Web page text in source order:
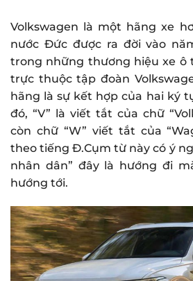
Volkswagen là một hãng xe
nước Đức được ra đời vào
trong những thương hiệu xe ô
trực thuộc tập đoàn
hãng là sự kết hợp của hai ký tự
đó, “V” là viết tắt của chữ
còn chữ “W” viết tắt của
theo tiếng Đ.Cụm từ này có ý
nhân dân” đây là hướng đi
hướng tới.